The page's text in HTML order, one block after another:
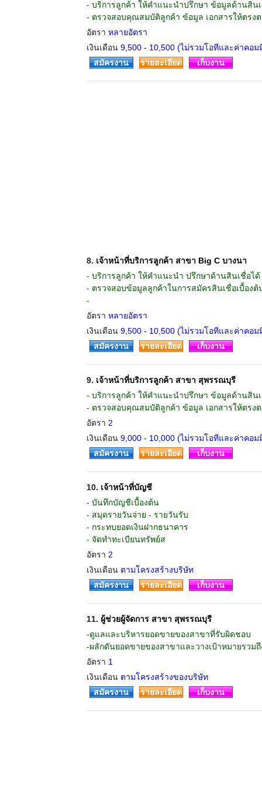
- บริการลูกค้า ให้คำแนะนำปรึกษา ข้อมูลด้านสิน
- ตรวจสอบคุณสมบัติลูกค้า ข้อมูล เอกสารให้ตรงต
อัตรา หลายอัตรา
เงินเดือน 9,500 - 10,500 (ไม่รวมโอทีและค่าคอ
สมัครงาน รายละเอียด เก็บงาน
8. เจ้าหน้าที่บริการลูกค้า สาขา Big C บางนา
- บริการลูกค้า ให้คำแนะนำ ปรึกษาด้านสินเชื่อได้
- ตรวจสอบข้อมูลลูกค้าในการสมัครสินเชื่อเบื้องต้
-
อัตรา หลายอัตรา
เงินเดือน 9,500 - 10,500 (ไม่รวมโอทีและค่าคอ
สมัครงาน รายละเอียด เก็บงาน
9. เจ้าหน้าที่บริการลูกค้า สาขา สุพรรณบุรี
- บริการลูกค้า ให้คำแนะนำปรึกษา ข้อมูลด้านสิน
- ตรวจสอบคุณสมบัติลูกค้า ข้อมูล เอกสารให้ตรงต
อัตรา 2
เงินเดือน 9,000 - 10,000 (ไม่รวมโอทีและค่าคอ
สมัครงาน รายละเอียด เก็บงาน
10. เจ้าหน้าที่บัญชี
- บันทึกบัญชีเบื้องต้น
- สมุดรายวันจ่าย - รายวันรับ
- กระทบยอดเงินฝากธนาคาร
- จัดทำทะเบียนทรัพย์ส
อัตรา 2
เงินเดือน ตามโครงสร้างบริษัท
สมัครงาน รายละเอียด เก็บงาน
11. ผู้ช่วยผู้จัดการ สาขา สุพรรณบุรี
-ดูแลและบริหารยอดขายของสาขาที่รับผิดชอบ
-ผลักดันยอดขายของสาขาและวางเป้าหมายรวม
อัตรา 1
เงินเดือน ตามโครงสร้างของบริษัท
สมัครงาน รายละเอียด เก็บงาน